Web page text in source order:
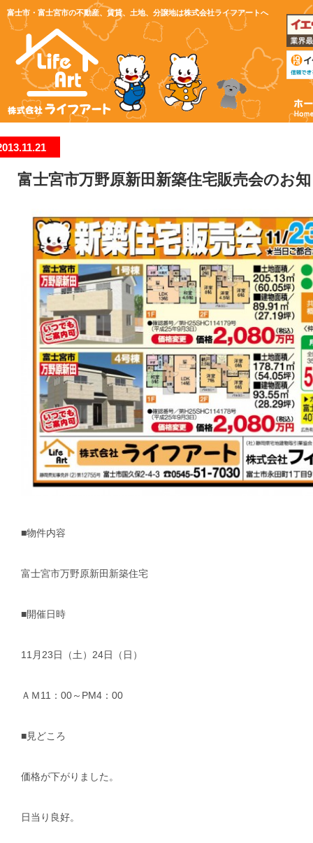
富士市・富士宮市の不動産、賃貸、土地、分譲地は株式会社ライフアートへ
富士宮市万野原新田新築住宅販売会のお
■物件内容
富士宮市万野原新田新築住宅
■開催日時
11月23日（土）24日（日）
ＡＭ11：00～PM4：00
■見どころ
価格が下がりました。
日当り良好。